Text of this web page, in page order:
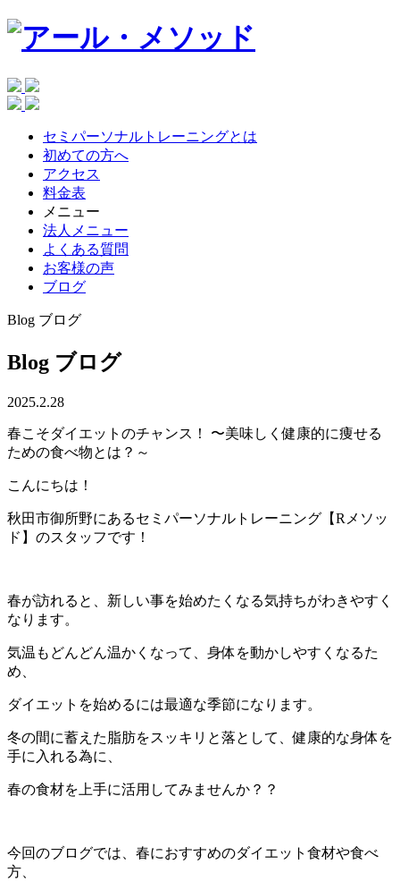
セミパーソナルトレーニングとは
初めての方へ
アクセス
料金表
メニュー
法人メニュー
よくある質問
お客様の声
ブログ
Blog ブログ
Blog ブログ
2025.2.28
春こそダイエットのチャンス！ 〜美味しく健康的に痩せる
ための食べ物とは？～
こんにちは！
秋田市御所野にあるセミパーソナルトレーニング【Rメソッ
ド】のスタッフです！
春が訪れると、新しい事を始めたくなる気持ちがわきやすく
なります。
気温もどんどん温かくなって、身体を動かしやすくなるた
め、
ダイエットを始めるには最適な季節になります。
冬の間に蓄えた脂肪をスッキリと落として、健康的な身体を
手に入れる為に、
春の食材を上手に活用してみませんか？？
今回のブログでは、春におすすめのダイエット食材や食べ
方、